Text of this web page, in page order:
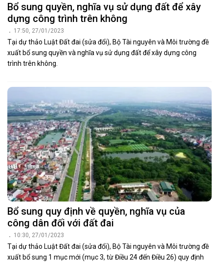
Bổ sung quyền, nghĩa vụ sử dụng đất để xây
dựng công trình trên không
17:50, 27/01/2023
Tại dự thảo Luật Đất đai (sửa đổi), Bộ Tài nguyên và Môi trường đề
xuất bổ sung quyền và nghĩa vụ sử dụng đất để xây dựng công
trình trên không.
Bổ sung quy định về quyền, nghĩa vụ của
công dân đối với đất đai
10:30, 27/01/2023
Tại dự thảo Luật Đất đai (sửa đổi), Bộ Tài nguyên và Môi trường đề
xuất bổ sung 1 mục mới (mục 3, từ Điều 24 đến Điều 26) quy định